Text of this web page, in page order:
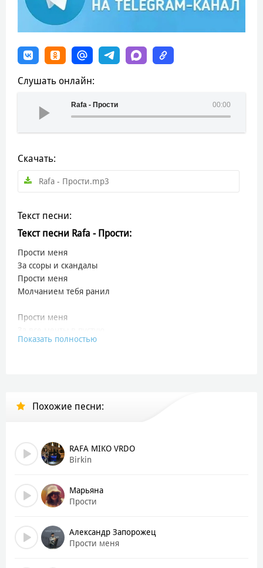
Слушать онлайн:
00:00
Rafa - Прости
Скачать:
Rafa - Прости.mp3
Текст песни:
Текст песни Rafa - Прости:
Прости меня
За ссоры и скандалы
Прости меня
Молчанием тебя ранил
Прости меня
Прости за то
Читали на ладонях
Но были как одно
Наша любовь —
Знаешь
Боялся я любить
И чувствам доверять
Ты была огнём
Показать полностью
Похожие песни:
RAFA MIKO VRDO
Birkin
Марьяна
Прости
Александр Запорожец
Прости меня